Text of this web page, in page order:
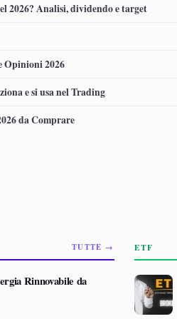
2026? Analisi, dividendo e target
Opinioni 2026
e si usa nel Trading
da Comprare
TUTTE →
Rinnovabile da
ETF